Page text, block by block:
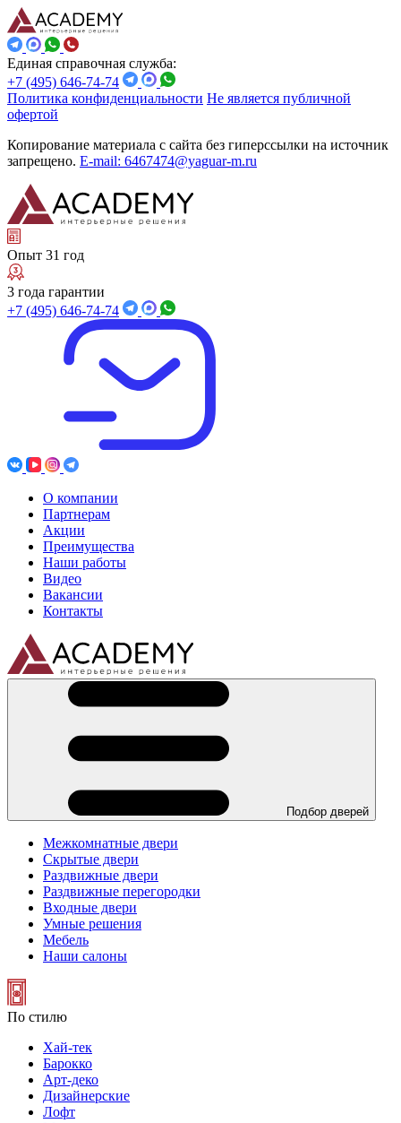
Единая справочная служба:
+7 (495) 646-74-74
Политика конфиденциальности Не является публичной
офертой
Копирование материала с сайта без гиперссылки на источник
запрещено. E-mail: 6467474@yaguar-m.ru
Опыт 31 год
3 года гарантии
+7 (495) 646-74-74
О компании
Партнерам
Акции
Преимущества
Наши работы
Видео
Вакансии
Контакты
Подбор дверей
Межкомнатные двери
Скрытые двери
Раздвижные двери
Раздвижные перегородки
Входные двери
Умные решения
Мебель
Наши салоны
По стилю
Хай-тек
Барокко
Арт-деко
Дизайнерские
Лофт